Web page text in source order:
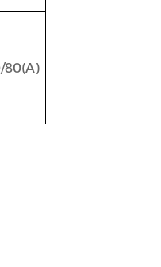
80(A)